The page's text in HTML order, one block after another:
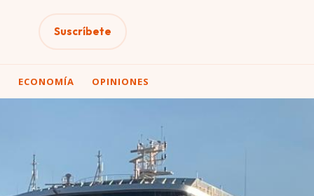
Suscríbete
ECONOMÍA OPINIONES